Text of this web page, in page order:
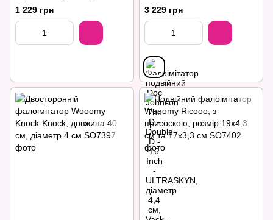
подвійного проникнення
1 229 грн
Inch - ULTRASKYN, діаметр
4,4 см, Vack-U-Lo
3 229 грн